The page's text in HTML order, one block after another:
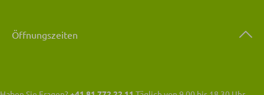
Öffnungszeiten